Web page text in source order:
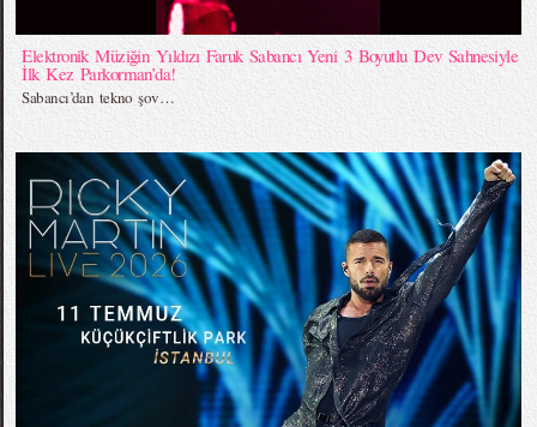
Elektronik Müziğin Yıldızı Faruk Sabancı Yeni 3 Boyutlu Dev Sahnesiyle
İlk Kez Parkorman’da!
Sabancı’dan tekno şov…